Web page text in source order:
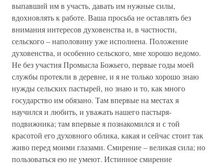
выпавший им в участь, давать им нужные силы,
вдохновлять к работе. Ваша просьба не оставлять без
внимания интересов духовенства и, в частности,
сельского – наполовину уже исполнена. Положение
духовенства, и особенно сельского, мне хорошо ведомо.
Не без участия Промысла Божьего, первые годы моей
службы протекли в деревне, и я не только хорошо знаю
нужды сельских пастырей, но знаю и то, как много
государство им обязано. Там впервые на местах я
научился и любить, и уважать нашего пастыря-
подвижника; там впервые я познакомился и с той
красотой его духовного облика, какая и сейчас стоит так
живо перед моими глазами. Смирение – великая сила; но
пользоваться ею не умеют. Истинное смирение